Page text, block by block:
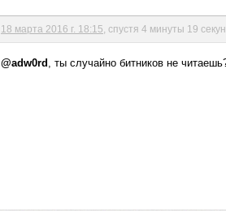
18 марта 2016 г. 18:15 , спустя 4 минуты 19
@adw0rd , ты случайно битников не